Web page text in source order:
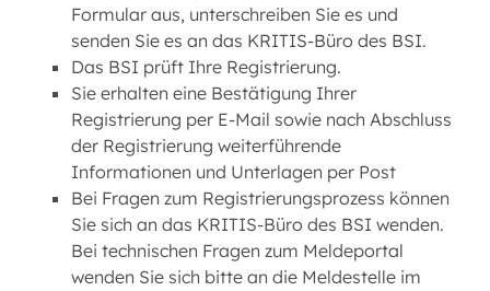
Formular aus, unterschreiben Sie es und
senden Sie es an das KRITIS-Büro des BSI.
Das BSI prüft Ihre Registrierung.
Sie erhalten eine Bestätigung Ihrer
Registrierung per E-Mail sowie nach Abschluss
der Registrierung weiterführende
Informationen und Unterlagen per Post
Bei Fragen zum Registrierungsprozess können
Sie sich an das KRITIS-Büro des BSI wenden.
Bei technischen Fragen zum Meldeportal
wenden Sie sich bitte an die Meldestelle im